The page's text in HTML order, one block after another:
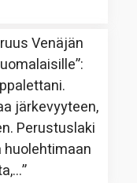
Venäjän
:
järkevyyteen,
Perustuslaki
huolehtimaan
”